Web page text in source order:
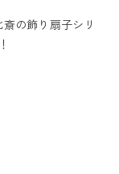
の飾り扇子シリ